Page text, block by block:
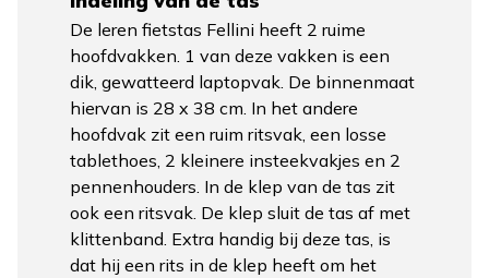
De leren fietstas Fellini heeft 2 ruime
hoofdvakken. 1 van deze vakken is een
dik, gewatteerd laptopvak. De binnenmaat
hiervan is 28 x 38 cm. In het andere
hoofdvak zit een ruim ritsvak, een losse
tablethoes, 2 kleinere insteekvakjes en 2
pennenhouders. In de klep van de tas zit
ook een ritsvak. De klep sluit de tas af met
klittenband. Extra handig bij deze tas, is
dat hij een rits in de klep heeft om het